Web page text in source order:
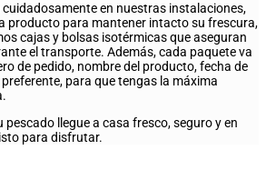
en nuestras instalaciones,
producto para mantener intacto su frescura,
cajas y bolsas isotérmicas que aseguran
el transporte. Además, cada paquete va
de pedido, nombre del producto, fecha de
para que tengas la máxima
llegue a casa fresco, seguro y en
para disfrutar.